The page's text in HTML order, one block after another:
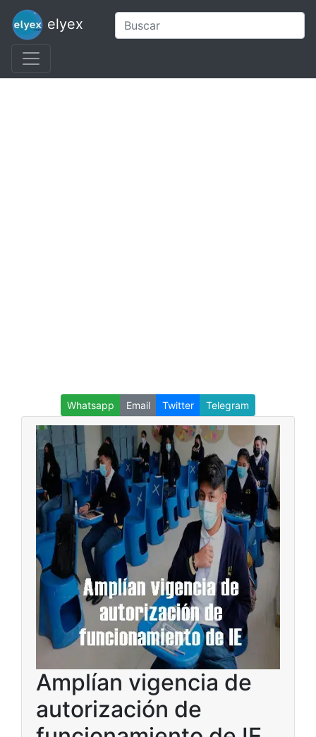
elyex
Whatsapp Email Twitter Telegram
Amplían vigencia de
autorización de